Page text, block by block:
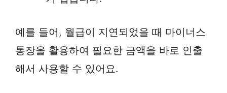
예를 들어, 월급이 지연되었을 때 마이너스
통장을 활용하여 필요한 금액을 바로 인출
해서 사용할 수 있어요.